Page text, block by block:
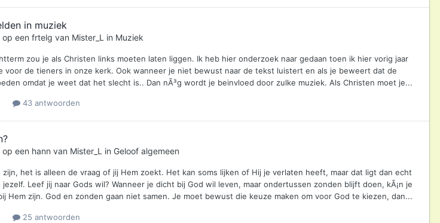
in muziek
een frtelg van Mister_L in Muziek
zou je als Christen links moeten laten liggen. Ik heb hier onderzoek naar gedaan toen ik hier vorig jaar
voor de tieners in onze kerk. Ook wanneer je niet bewust naar de tekst luistert en als je beweert dat de
omdat je weet dat het slecht is.. Dan nÃ³g wordt je beinvloed door zulke muziek. Als Christen moet je...
43 antwoorden
een hann van Mister_L in Geloof algemeen
zijn, het is alleen de vraag of jij Hem zoekt. Het kan soms lijken of Hij je verlaten heeft, maar dat ligt dan echt
jezelf. Leef jij naar Gods wil? Wanneer je dicht bij God wil leven, maar ondertussen zonden blijft doen, kÃ¡n je
Hem zijn. God en zonden gaan niet samen. Je moet bewust die keuze maken om voor God te kiezen, dan...
25 antwoorden